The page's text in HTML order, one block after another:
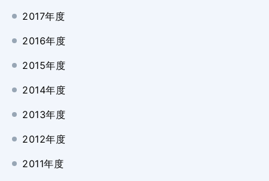
2017年度
2016年度
2015年度
2014年度
2013年度
2012年度
2011年度